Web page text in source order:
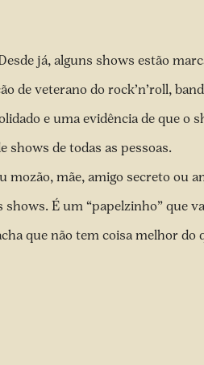
já, alguns shows estão
de veterano do rock’n’roll,
e uma evidência de que o
shows de todas as pessoas.
mozão, mãe, amigo secreto ou
shows. É um “papelzinho” que
que não tem coisa melhor do